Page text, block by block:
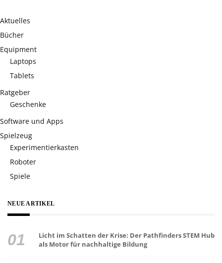
Aktuelles
Bücher
Equipment
Laptops
Tablets
Ratgeber
Geschenke
Software und Apps
Spielzeug
Experimentierkasten
Roboter
Spiele
NEUE ARTIKEL
Licht im Schatten der Krise: Der Pathfinders STEM Hub
als Motor für nachhaltige Bildung